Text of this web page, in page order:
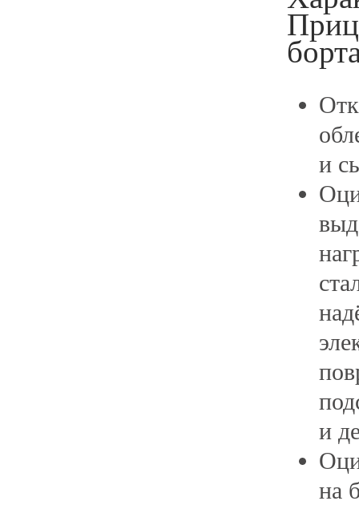
и
и
на